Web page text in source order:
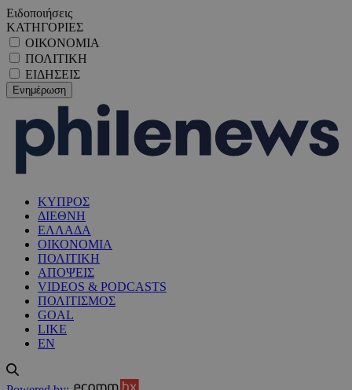
Ειδοποιήσεις
ΚΑΤΗΓΟΡΙΕΣ
ΟΙΚΟΝΟΜΙΑ
ΠΟΛΙΤΙΚΗ
ΕΙΔΗΣΕΙΣ
ΚΥΠΡΟΣ
ΔΙΕΘΝΗ
ΕΛΛΑΔΑ
ΟΙΚΟΝΟΜΙΑ
ΠΟΛΙΤΙΚΗ
ΑΠΟΨΕΙΣ
VIDEOS & PODCASTS
ΠΟΛΙΤΙΣΜΟΣ
GOAL
LIKE
EN